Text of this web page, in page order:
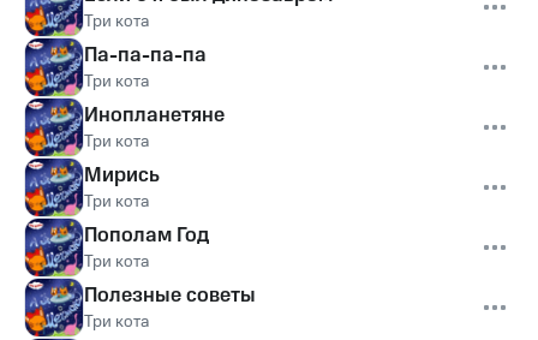
Три кота
Па-па-па-па
Три кота
Инопланетяне
Три кота
Мирись
Три кота
Пополам Год
Три кота
Полезные советы
Три кота